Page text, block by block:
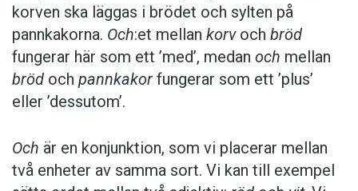
korven ska läggas i brödet och sylten på
pannkakorna. Och:et mellan korvoch bröd
fungerar här som ett ’med’, medan och mellan
bröd och pannkakor fungerar som ett ’plus’
eller ’dessutom’.
Och är en konjunktion, som vi placerar ­mellan
två enheter av samma sort. Vi kan till exempel